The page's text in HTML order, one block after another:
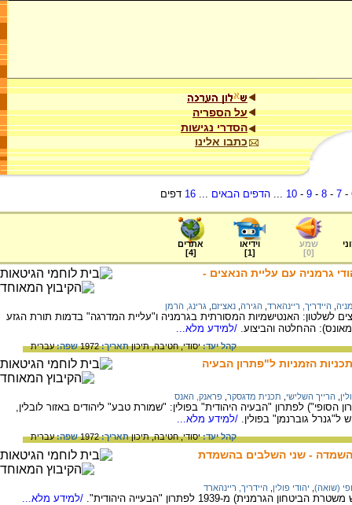
על הספריה
הסדרי נגישות
כתבו אלינו
-
7
-
8
-
9
-
10
...הדפים הבאים ...
16 דפים
שמע
[
0
]
וידיאו
[
1
]
אתרים
[
4
]
גרמניה עם עליית הנאצים -
היידריך, ריינהארד הגירה נאציזם גרינג, הרמן
לשלטון: האנטישמיות המסורתית בגרמניה ו"עליית המדרגה" בדמות תורת הגזע
ההחלטה והביצוע. /למידע מלא...
קהל יעד:יסודי,חטיבה,תיכוןתאריך:1972 שפה:עברית
הזמניות ל"פתרון הבעיה
הרייך השלישי תכנית מדגסקר פראנק, האנס
הסופי") לפתרון "הבעיה היהודית" בפולין: "שמורת טבע" ליהודים באזור לובלין,
ל"גנרל גוברנמן" בפולין. /למידע מלא...
קהל יעד:יסודי,חטיבה,תיכוןתאריך:1972 שפה:עברית
- שני השלבים בהשמדת
(שואה) יהודי פולין היידריך, ריינהארד
מ-1939 לפתרון "הבעייה היהודית". /למידע מלא...